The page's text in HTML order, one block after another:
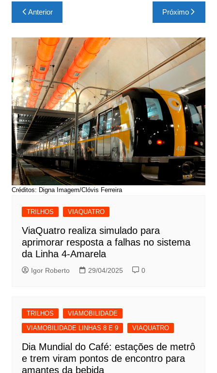
Navegação
de
Post
Anterior Próximo
Créditos: Digna Imagem/Clóvis Ferreira
TRILHOS VIAQUATRO
ViaQuatro realiza simulado para
aprimorar resposta a falhas no sistema
da Linha 4-Amarela
Igor Roberto 29/04/2025 0
TRILHOS
VIAMOBILIDADE
VIAMOBILIDADE LINHAS 8 E 9
VIAQUATRO
Dia Mundial do Café: estações de metrô
e trem viram pontos de encontro para
amantes da bebida